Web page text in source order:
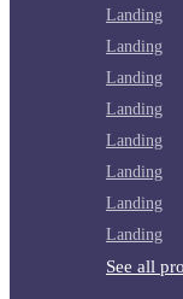
Landing
Landing
Landing
Landing
Landing
Landing
Landing
Landing
See all